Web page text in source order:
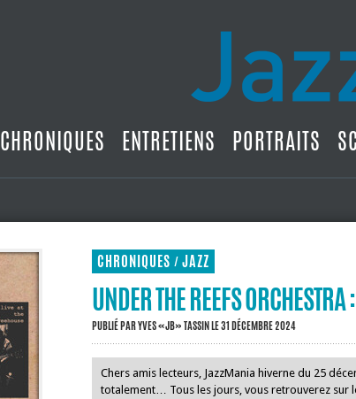
CHRONIQUES ENTRETIENS PORTRAITS
CHRONIQUES / JAZZ
UNDER THE REEFS
PUBLIÉ PARYVES «JB» TASSINLE 31 DÉCEMBRE 2024
Chers amis lecteurs, JazzMania hiverne du 25
totalement… Tous les jours, vous retrouverez sur